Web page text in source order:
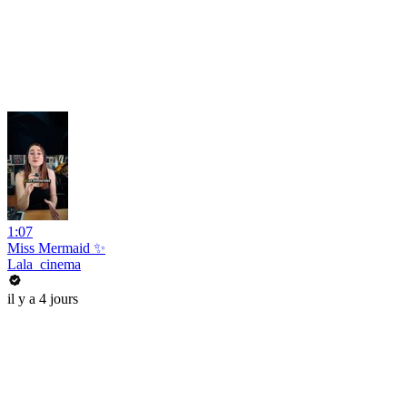
1:07
Miss Mermaid ✨
Lala_cinema
il y a 4 jours